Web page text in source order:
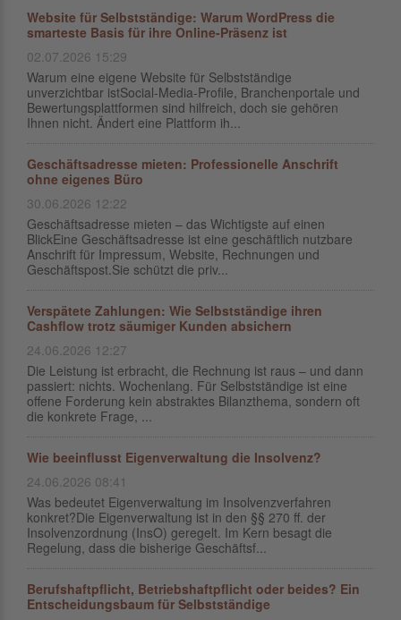
Website für Selbstständige: Warum WordPress die
smarteste Basis für ihre Online-Präsenz ist
02.07.2026 15:29
Warum eine eigene Website für Selbstständige
unverzichtbar istSocial-Media-Profile, Branchenportale und
Bewertungsplattformen sind hilfreich, doch sie gehören
Ihnen nicht. Ändert eine Plattform ih...
Geschäftsadresse mieten: Professionelle Anschrift
ohne eigenes Büro
30.06.2026 12:22
Geschäftsadresse mieten – das Wichtigste auf einen
BlickEine Geschäftsadresse ist eine geschäftlich nutzbare
Anschrift für Impressum, Website, Rechnungen und
Geschäftspost.Sie schützt die priv...
Verspätete Zahlungen: Wie Selbstständige ihren
Cashflow trotz säumiger Kunden absichern
24.06.2026 12:27
Die Leistung ist erbracht, die Rechnung ist raus – und dann
passiert: nichts. Wochenlang. Für Selbstständige ist eine
offene Forderung kein abstraktes Bilanzthema, sondern oft
die konkrete Frage, ...
Wie beeinflusst Eigenverwaltung die Insolvenz?
24.06.2026 08:41
Was bedeutet Eigenverwaltung im Insolvenzverfahren
konkret?Die Eigenverwaltung ist in den §§ 270 ff. der
Insolvenzordnung (InsO) geregelt. Im Kern besagt die
Regelung, dass die bisherige Geschäftsf...
Berufshaftpflicht, Betriebshaftpflicht oder beides? Ein
Entscheidungsbaum für Selbstständige